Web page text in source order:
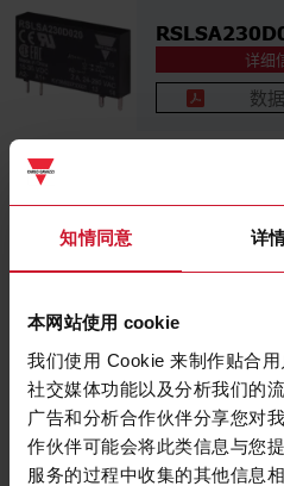
知情同意 详
本网站使用 cookie
我们使用 Cookie 来制作贴合
社交媒体功能以及分析我们的
广告和分析合作伙伴分享您对
作伙伴可能会将此类信息与您
服务的过程中收集的其他信息相
详细
数
详细
数